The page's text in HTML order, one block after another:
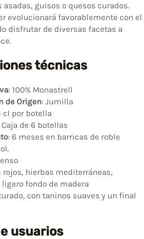
asadas, guisos o quesos curados.
evolucionará favorablemente con el
disfrutar de diversas facetas a
técnicas
: 100% Monastrell
de Origen: Jumilla
cl por botella
Caja de 6 botellas
: 6 meses en barricas de roble
rojos, hierbas mediterráneas,
fondo de madera
con taninos suaves y un final
usuarios